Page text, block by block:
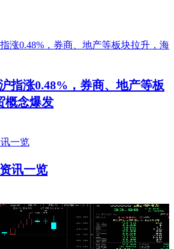
指涨0.48%，券商、地产等板
概念爆发
讯一览